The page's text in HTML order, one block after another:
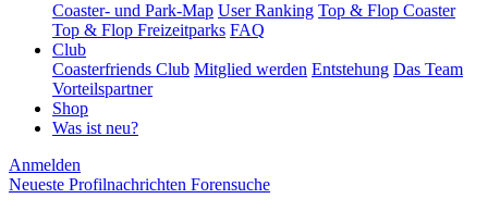
Coaster- und Park-Map User Ranking Top & Flop Coaster
Top & Flop Freizeitparks FAQ
Club
Coasterfriends Club Mitglied werden Entstehung Das Team
Vorteilspartner
Shop
Was ist neu?
Anmelden
Neueste Profilnachrichten Forensuche